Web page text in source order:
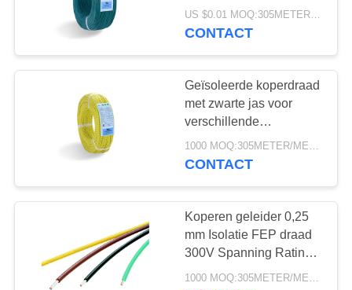
-60°C~200°C Wit 2,5
mm buitendiachter
US $0.01 MOQ:305METER/METERS
CONTACT
Geïsoleerde koperdraad
met zwarte jas voor
verschillende
toepassingen
1000 MOQ:305METER/METERS
CONTACT
Koperen geleider 0,25
mm Isolatie FEP draad
300V Spanning Rating
Treksterkte